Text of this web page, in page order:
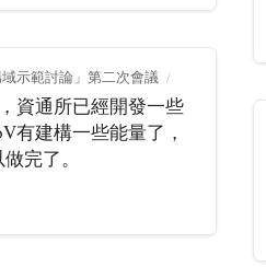
示範討論」第二次會議
資通所已經開發一些
有建構一些能量了，
完了。